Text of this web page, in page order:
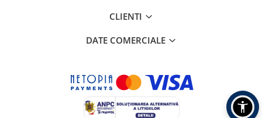
CLIENTI
DATE COMERCIALE